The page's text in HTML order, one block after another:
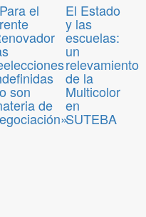
el
son
de
El Estado
y las
escuelas:
un
relevamiento
de la
Multicolor
en
SUTEBA